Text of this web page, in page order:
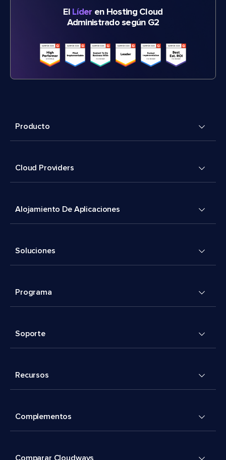
El Líder en Hosting Cloud
Administrado según G2
Producto
Cloud Providers
Alojamiento De Aplicaciones
Soluciones
Programa
Soporte
Recursos
Complementos
Comparar Cloudways